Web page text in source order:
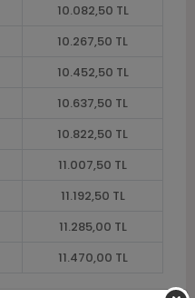
10.082,50 TL
10.267,50 TL
10.452,50 TL
10.637,50 TL
10.822,50 TL
11.007,50 TL
11.192,50 TL
11.285,00 TL
11.470,00 TL